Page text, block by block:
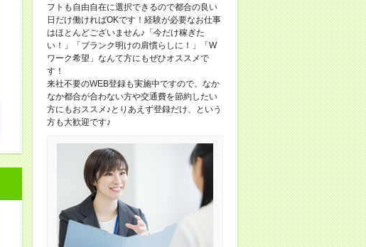
フトも自由自在に選択できるので都合の良い
日だけ働ければOKです！経験が必要なお仕事
はほとんどございません♪「今だけ稼ぎた
い！」「ブランク明けの肩慣らしに！」「W
ワーク希望」なんて方にもぜひオススメで
す！
来社不要のWEB登録も実施中ですので、なか
なか都合が合わない方や交通費を節約したい
方にもおススメ♪とりあえず登録だけ、という
方も大歓迎です♪